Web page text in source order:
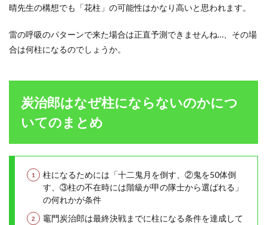
晴先生の構想でも「花柱」の可能性はかなり高いと思われます。
雷の呼吸のパターンで来た場合は正直予測できませんね…、その場
合は何柱になるのでしょうか。
炭治郎はなぜ柱にならないのかにつ
いてのまとめ
柱になるためには「十二鬼月を倒す、②鬼を50体倒
す、③柱の不在時には階級が甲の隊士から選ばれる」
の何れかが条件
竈門炭治郎は最終決戦までに柱になる条件を達成して